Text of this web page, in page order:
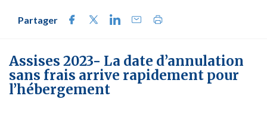
Partager
Assises 2023- La date d’annulation
sans frais arrive rapidement pour
l’hébergement